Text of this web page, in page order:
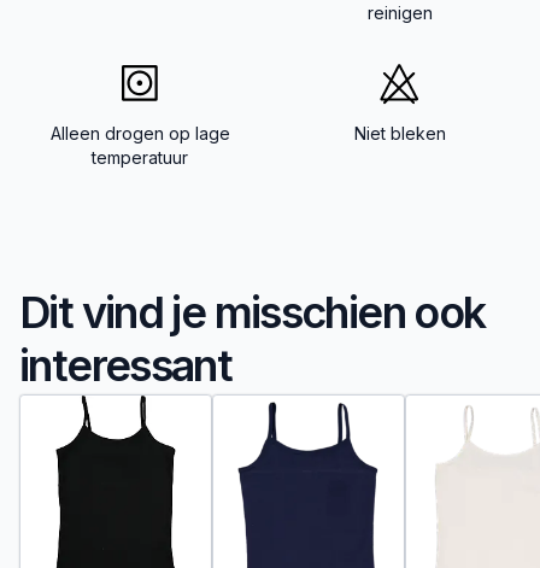
reinigen
Alleen drogen op lage
temperatuur
Niet bleken
Dit vind je misschien ook
interessant